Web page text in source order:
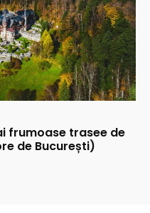
frumoase trasee de
de București)